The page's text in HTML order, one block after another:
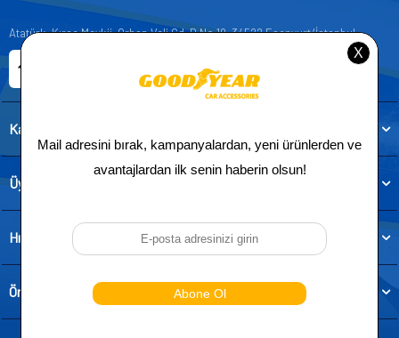
Atatürk, Kıraç Mevkii, Orhan Veli Cd. D:No:19, 34522 Esenyurt/İstanbul
Kategoriler
Üye
Hızlı Erişim
Önemli Bilgiler